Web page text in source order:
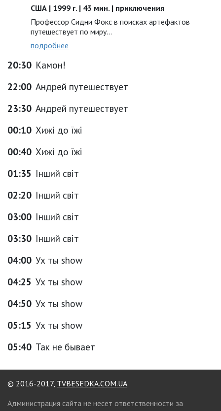
США | 1999 г. | 43 мин. | приключения
Профессор Сидни Фокс в поисках артефактов
путешествует по миру...
подробнее
20:30 Камон!
22:00 Андрей путешествует
23:30 Андрей путешествует
00:10 Хижі до їжі
00:40 Хижі до їжі
01:35 Інший світ
02:20 Інший світ
03:00 Інший світ
03:30 Інший світ
04:00 Ух ты show
04:25 Ух ты show
04:50 Ух ты show
05:15 Ух ты show
05:40 Так не бывает
© 2016-2017, TVBESEDKA.COM.UA
Администрация сайта не несет ответственности за